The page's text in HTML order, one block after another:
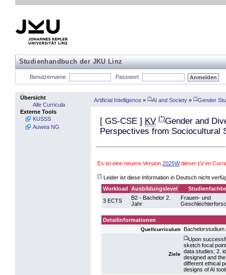
Studienhandbuch der JKU Linz
Benutzername Passwort
Übersicht
Alle Curricula
Externe Tools
KUSSS
Auwea NG
Artificial Intelligence » (*)AI and Society » (*)Gender
[ GS-CSE ] KV (*)Gender and
Perspectives from Sociocultural
Es ist eine neuere Version 2025Wdieser LV im
(*) Leider ist diese Information in Deutsch nicht
Workload Ausbildungslevel
3 ECTS
B2 - Bachelor 2.
Jahr
Frauen- und
Detailinformationen
Quellcurriculum Bachelorstudium
Ziele
(*)Upon
sketch focal
data studies; 2.
designed and
different ethical
designs of AI